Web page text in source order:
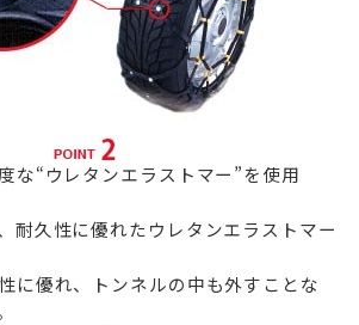
な“ウレタンエラストマー”を使用
耐久性に優れたウレタンエラストマー
に優れ、トンネルの中も外すことな